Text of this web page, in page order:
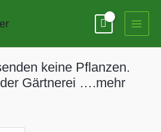
keine Pflanzen.
Gärtnerei ….mehr